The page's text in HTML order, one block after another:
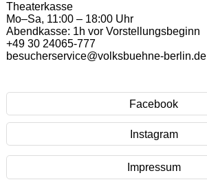
Theaterkasse
Mo–Sa, 11:00 – 18:00 Uhr
Abendkasse: 1h vor Vorstellungsbeginn
+49 30 24065-777
besucherservice@volksbuehne-berlin.de
Facebook
Instagram
Impressum